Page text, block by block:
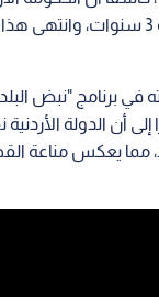
إلى أن الدولة